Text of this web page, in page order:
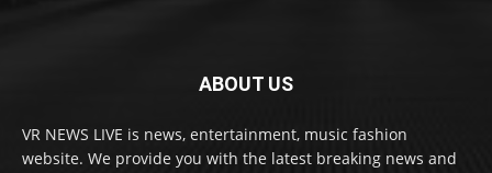
ABOUT US
VR NEWS LIVE is news, entertainment, music fashion
website. We provide you with the latest breaking news and